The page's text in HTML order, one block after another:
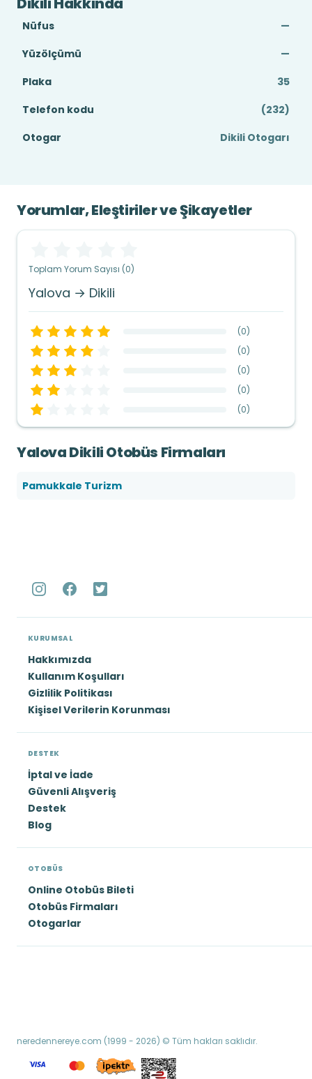
Nüfus
—
Yüzölçümü
—
Plaka
35
Telefon kodu
(232)
Otogar
Dikili Otogarı
Yorumlar, Eleştiriler ve Şikayetler
Toplam Yorum Sayısı (0)
Yalova → Dikili
(0)
(0)
(0)
(0)
(0)
Yalova Dikili Otobüs Firmaları
Pamukkale Turizm
KURUMSAL
Hakkımızda
Kullanım Koşulları
Gizlilik Politikası
Kişisel Verilerin Korunması
DESTEK
İptal ve İade
Güvenli Alışveriş
Destek
Blog
OTOBÜS
Online Otobüs Bileti
Otobüs Firmaları
Otogarlar
neredennereye.com (1999 - 2026) © Tüm hakları saklıdır.